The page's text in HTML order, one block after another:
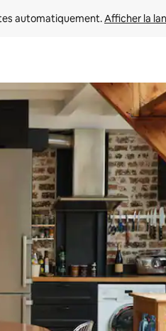
automatiquement. Afficher la
parcourir ou en appuyant et en